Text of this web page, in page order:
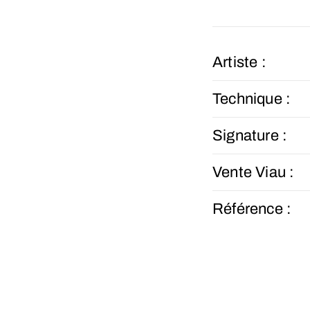
Artiste :
Technique :
Signature :
Vente Viau :
Référence :